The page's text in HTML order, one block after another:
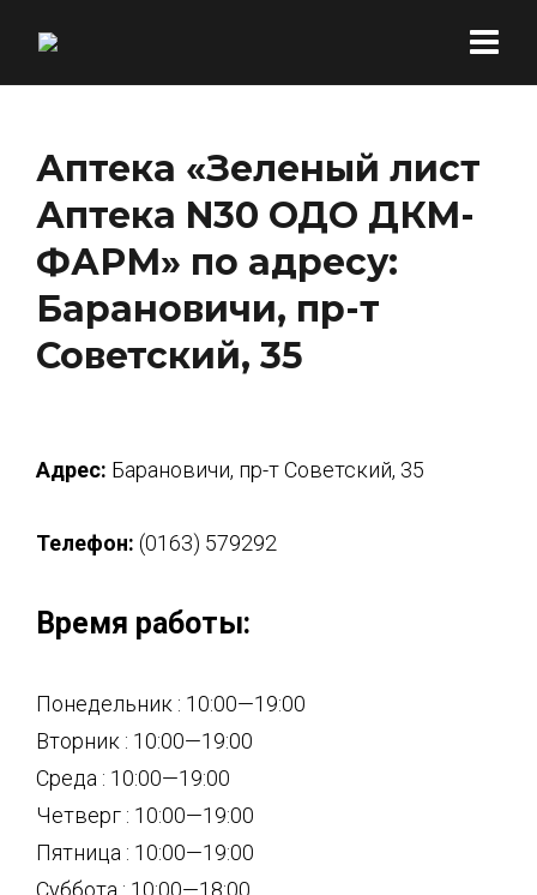
Аптека «Зеленый лист
Аптека N30 ОДО ДКМ-
ФАРМ» по адресу:
Барановичи, пр-т
Советский, 35
Адрес: Барановичи, пр-т Советский, 35
Телефон: (0163) 579292
Время работы:
Понедельник : 10:00—19:00
Вторник : 10:00—19:00
Среда : 10:00—19:00
Четверг : 10:00—19:00
Пятница : 10:00—19:00
Суббота : 10:00—18:00